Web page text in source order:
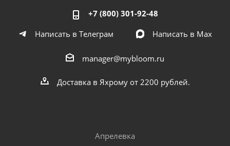
+7 (800) 301-92-48
Написать в Телеграм
Написать в Мах
manager@mybloom.ru
Доставка в Яхрому от 2200 рублей.
Апрелевка